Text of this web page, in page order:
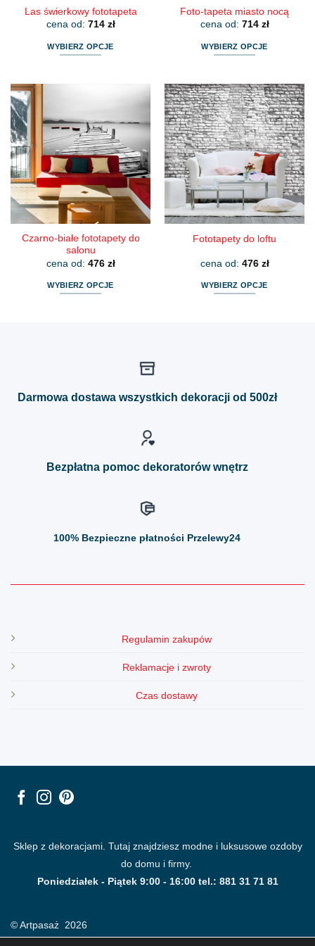
Las świerkowy fototapeta
cena od: 714 zł
WYBIERZ OPCJE
wariantów.
Opcje
można
wybrać
stronie
produktu
Foto-tapeta miasto nocą
cena od: 714 zł
WYBIERZ OPCJE
ma
wiele
wariantów.
Opcje
można
wybrać
na
stronie
produktu
Czarno-białe fototapety do
salonu
cena od: 476 zł
WYBIERZ OPCJE
Fototapety do loftu
cena od: 476 zł
WYBIERZ OPCJE
można
Darmowa dostawa wszystkich dekoracji od 500zł
Bezpłatna pomoc dekoratorów wnętrz
100% Bezpieczne płatności Przelewy24
Regulamin zakupów
Reklamacje i zwroty
Czas dostawy
Sklep z dekoracjami. Tutaj znajdziesz modne i luksusowe ozdoby
do domu i firmy.
Poniedziałek - Piątek 9:00 - 16:00 tel.: 881 31 71 81
© Artpasaż 2026